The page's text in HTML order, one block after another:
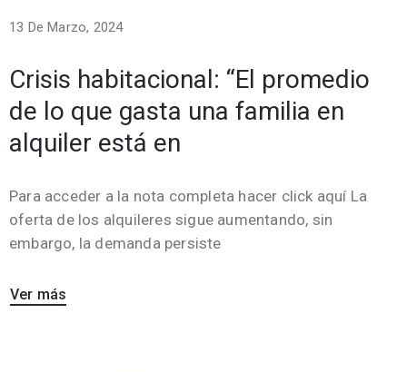
13 De Marzo, 2024
Crisis habitacional: “El promedio
de lo que gasta una familia en
alquiler está en
Para acceder a la nota completa hacer click aquí La
oferta de los alquileres sigue aumentando, sin
embargo, la demanda persiste
Ver más